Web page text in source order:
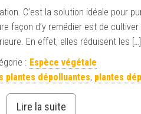
C’est la solution idéale pour
façon d’y remédier est de
En effet, elles réduisent les […]
: Espèce végétale
plantes dépolluantes, plantes
Lire la suite